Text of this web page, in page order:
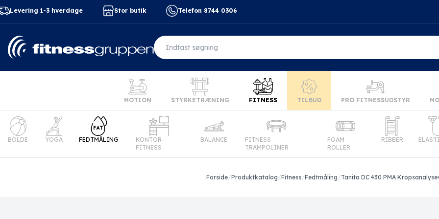
Levering 1-3 hverdage Stor butik Telefon 8744 0306
MOTION STYRKETRÆNING FITNESS TILBUD PRO FITNESSUDSTYR
BOLDE YOGA FEDTMÅLING
KONTOR-
FITNESS
BALANCE
FITNESS
TRAMPOLINER
FOAM
ROLLER
RIBBER
Forside/Produktkatalog/Fitness/Fedtmåling/Tanita DC 430 PMA